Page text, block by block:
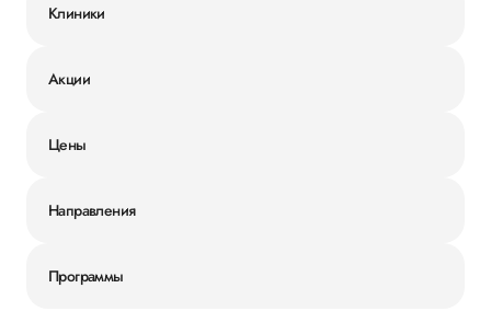
Клиники
Акции
Цены
Направления
Программы